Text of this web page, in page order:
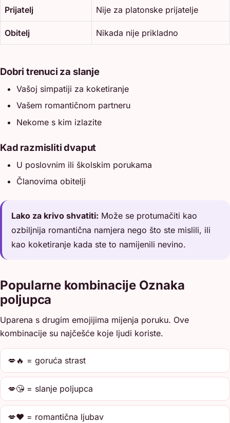
Prijatelj Nije za platonske prijatelje
Obitelj Nikada nije prikladno
Dobri trenuci za slanje
Vašoj simpatiji za koketiranje
Vašem romantičnom partneru
Nekome s kim izlazite
Kad razmisliti dvaput
U poslovnim ili školskim porukama
Članovima obitelji
Lako za krivo shvatiti: Može se protumačiti kao
ozbiljnija romantična namjera nego što ste mislili, ili
kao koketiranje kada ste to namijenili nevino.
Popularne kombinacije Oznaka
poljupca
Uparena s drugim emojijima mijenja poruku. Ove
kombinacije su najčešće koje ljudi koriste.
💋🔥 = goruća strast
💋😘 = slanje poljupca
💋❤️ = romantična ljubav